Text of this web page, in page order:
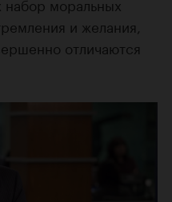
набор моральных
и желания,
отличаются